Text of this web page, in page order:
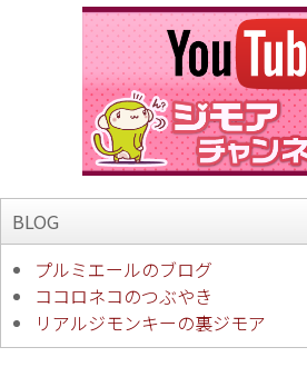
BLOG
プルミエールのブログ
ココロネコのつぶやき
リアルジモンキーの裏ジモア